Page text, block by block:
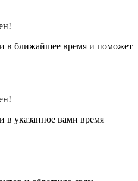
в ближайшее время и поможет
в указанное вами время